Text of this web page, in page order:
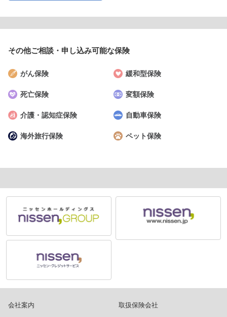
その他ご相談・申し込み可能な保険
がん保険 緩和型保険
死亡保険 変額保険
介護・認知症保険 自動車保険
海外旅行保険 ペット保険
会社案内 取扱保険会社